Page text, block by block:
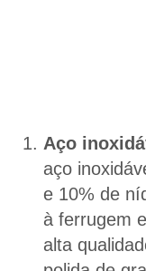
Aço
aço
e 10% de
à ferrugem
alta